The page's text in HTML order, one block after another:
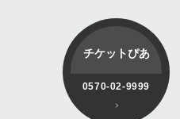
チケットぴあ
0570-02-9999